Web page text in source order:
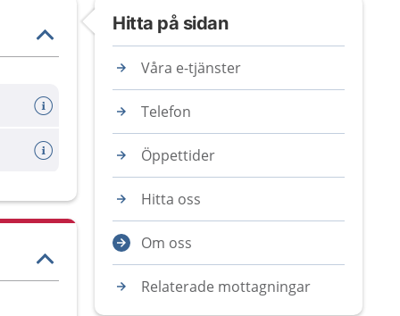
Hitta på sidan
Våra e-tjänster
Telefon
Öppettider
Hitta oss
Om oss
Relaterade mottagningar